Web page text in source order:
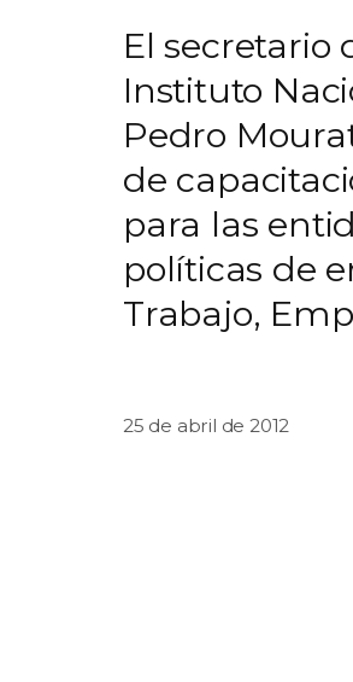
El secretario
Instituto
Pedro
de
para las
políticas de
Trabajo,
25 de abril de 2012